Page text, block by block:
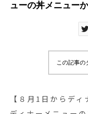
ューの丼メニュー
この記事の
【８月1日からディ